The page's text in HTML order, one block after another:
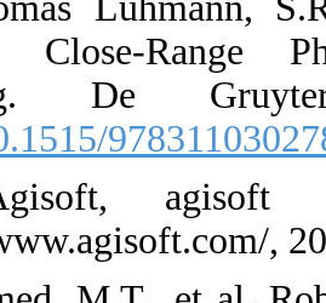
Boehm,
Imaging.
[DOI:10.1515/
41. Agisoft,
https://